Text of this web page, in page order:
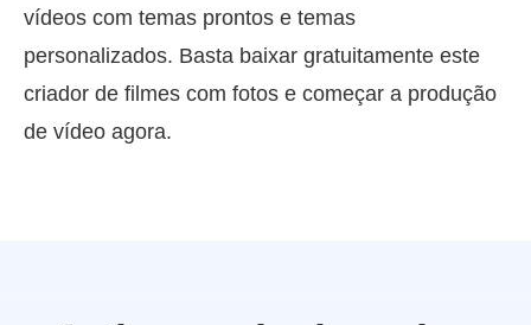
vídeos com temas prontos e temas
personalizados. Basta baixar gratuitamente este
criador de filmes com fotos e começar a produção
de vídeo agora.